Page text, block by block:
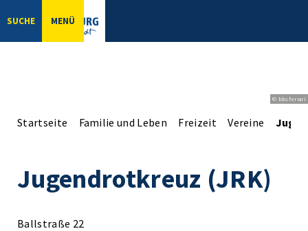
SUCHE MENÜ
© bbsferrari
Startseite Familie und Leben Freizeit Vereine
Jugendrotkreuz (JRK)
Ballstraße 22